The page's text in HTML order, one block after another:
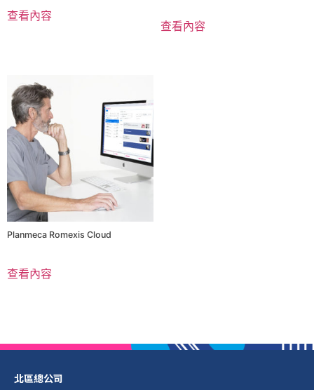
查看內容
查看內容
Planmeca Romexis Cloud
查看內容
北區總公司